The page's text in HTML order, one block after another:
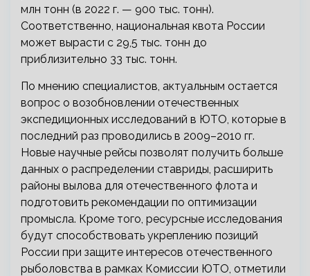
млн тонн (в 2022 г. — 900 тыс. тонн).
Соответственно, национальная квота России
может вырасти с 29,5 тыс. тонн до
приблизительно 33 тыс. тонн.
По мнению специалистов, актуальным остается
вопрос о возобновлении отечественных
экспедиционных исследований в ЮТО, которые в
последний раз проводились в 2009–2010 гг.
Новые научные рейсы позволят получить больше
данных о распределении ставриды, расширить
районы вылова для отечественного флота и
подготовить рекомендации по оптимизации
промысла. Кроме того, ресурсные исследования
будут способствовать укреплению позиций
России при защите интересов отечественного
рыболовства в рамках Комиссии ЮТО, отметили